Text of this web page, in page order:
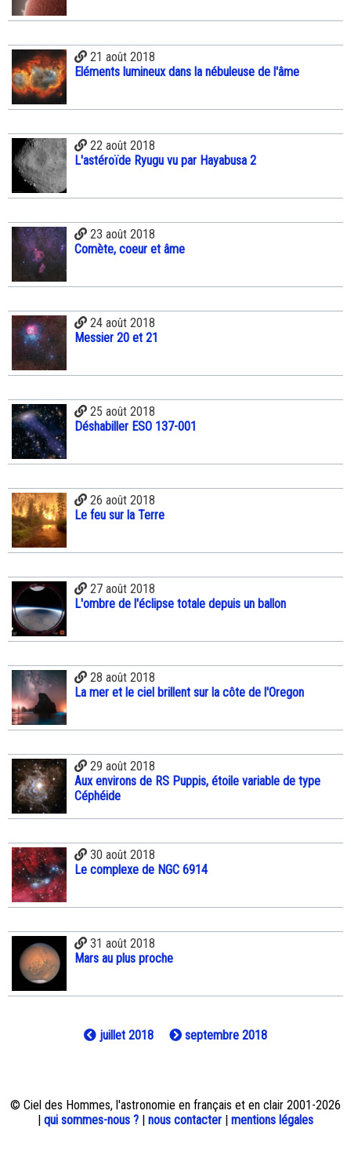
21 août 2018
Eléments lumineux dans la nébuleuse de l'âme
22 août 2018
L'astéroïde Ryugu vu par Hayabusa 2
23 août 2018
Comète, coeur et âme
24 août 2018
Messier 20 et 21
25 août 2018
Déshabiller ESO 137-001
26 août 2018
Le feu sur la Terre
27 août 2018
L'ombre de l'éclipse totale depuis un ballon
28 août 2018
La mer et le ciel brillent sur la côte de l'Oregon
29 août 2018
Aux environs de RS Puppis, étoile variable de type
Céphéide
30 août 2018
Le complexe de NGC 6914
31 août 2018
Mars au plus proche
juillet 2018 septembre 2018
© Ciel des Hommes, l'astronomie en français et en clair 2001-2026
| qui sommes-nous ? | nous contacter | mentions légales